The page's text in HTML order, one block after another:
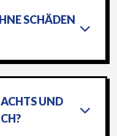
SCHÄDEN
UND